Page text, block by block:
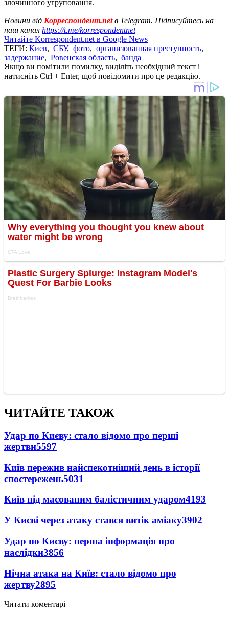
злочинного угруповання.
Новини від Корреспондент.netв Telegram. Підписуйтесь на
наш канал https://t.me/korrespondentnet
Читайте Korrespondent.net в Google News
ТЕГИ: Киев, СБУ, фото, организованная преступность,
задержание, Ровенская область, банда
Якщо ви помітили помилку, виділіть необхідний текст і
натисніть Ctrl + Enter, щоб повідомити про це редакцію.
ЧИТАЙТЕ ТАКОЖ
Удар по Києву: стало відомо про перші
жертви5597
Київ пережив найспекотніший день в історії
спостережень5031
Київ під масованим балістичним ударом4193
У Києві через атаку стався витік аміаку3902
Удар по Києву: перша інформація про
наслідки3856
Нічна атака на Київ: стало відомо про
жертву2895
Читати коментарі